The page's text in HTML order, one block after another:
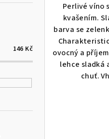
146 Kč
Perlivé víno
kvašením.
barva se
ovocný a
lehce sladká
chuť.